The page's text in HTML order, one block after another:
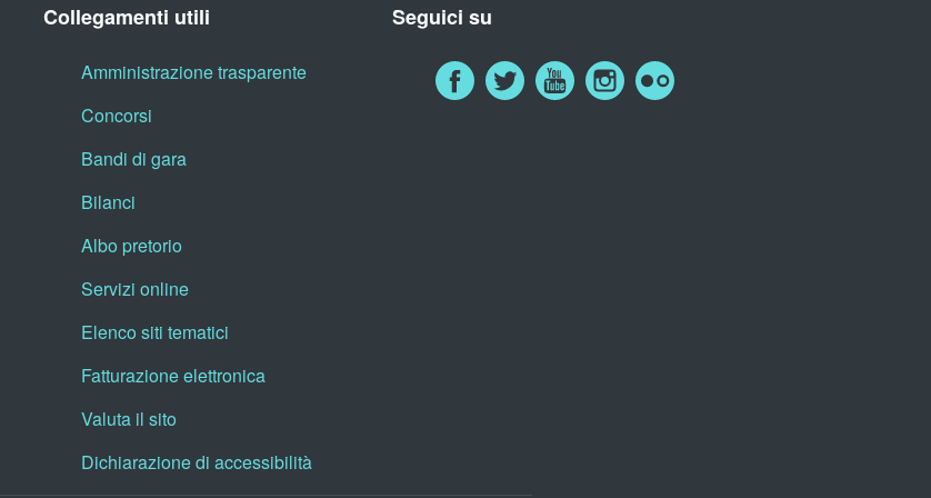
Collegamenti utili
Amministrazione trasparente
Concorsi
Bandi di gara
Bilanci
Albo pretorio
Servizi online
Elenco siti tematici
Fatturazione elettronica
Valuta il sito
Dichiarazione di accessibilità
Seguici su